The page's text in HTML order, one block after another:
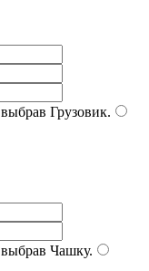
Грузовик.
Чашку.